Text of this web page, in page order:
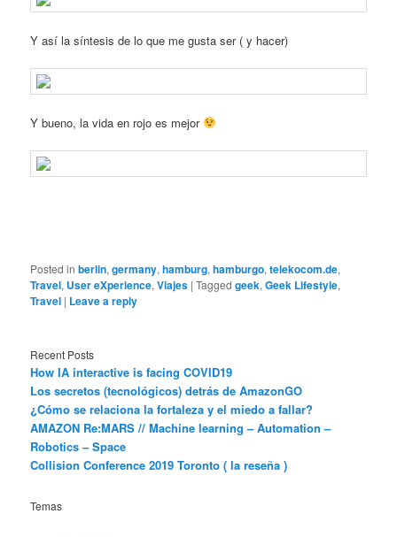
Y así la síntesis de lo que me gusta ser ( y hacer)
Y bueno, la vida en rojo es mejor
Posted in berlin,germany,hamburg,hamburgo,telekocom.de,
Travel, User eXperience,Viajes |Tagged geek,Geek Lifestyle,
Travel | Leave a reply
Recent Posts
How IA interactive is facing COVID19
Los secretos (tecnológicos) detrás de AmazonGO
¿Cómo se relaciona la fortaleza y el miedo a fallar?
AMAZON Re:MARS // Machine learning – Automation –
Robotics – Space
Collision Conference 2019 Toronto ( la reseña )
Temas